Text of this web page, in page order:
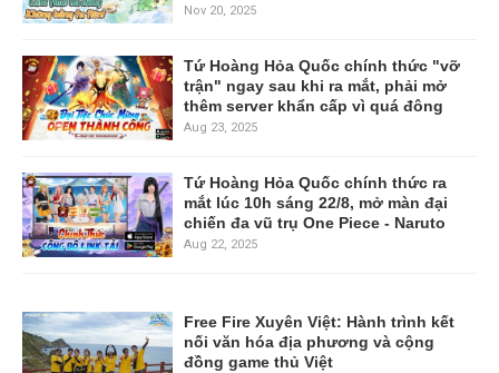
Nov 20, 2025
Tứ Hoàng Hỏa Quốc chính thức "vỡ
trận" ngay sau khi ra mắt, phải mở
thêm server khẩn cấp vì quá đông
Aug 23, 2025
Tứ Hoàng Hỏa Quốc chính thức ra
mắt lúc 10h sáng 22/8, mở màn đại
chiến đa vũ trụ One Piece - Naruto
Aug 22, 2025
Free Fire Xuyên Việt: Hành trình kết
nối văn hóa địa phương và cộng
đồng game thủ Việt